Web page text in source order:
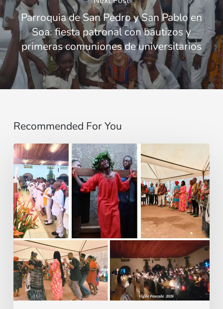
Parroquia de San Pedro y San Pablo en
Soa: fiesta patronal con bautizos y
primeras comuniones de universitarios
Recommended For You
Entre
Ritos
Funerarios
y
Danzas:
Reviviendo
la
Semana
Santa
en